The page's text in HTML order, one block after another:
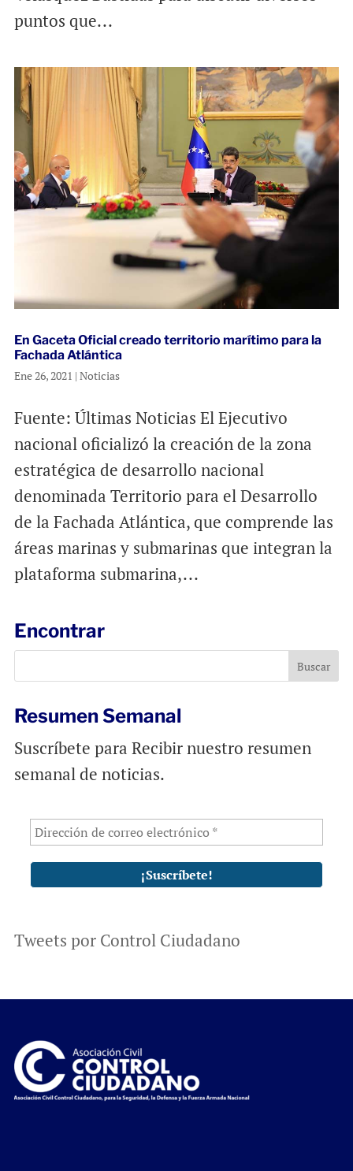
puntos que...
En Gaceta Oficial creado territorio marítimo para la
Fachada Atlántica
Ene 26, 2021 | Noticias
Fuente: Últimas Noticias El Ejecutivo
nacional oficializó la creación de la zona
estratégica de desarrollo nacional
denominada Territorio para el Desarrollo
de la Fachada Atlántica, que comprende las
áreas marinas y submarinas que integran la
plataforma submarina,...
Encontrar
Resumen Semanal
Suscríbete para Recibir nuestro resumen
semanal de noticias.
Tweets por Control Ciudadano